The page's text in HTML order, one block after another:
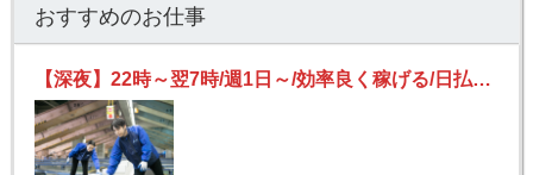
おすすめのお仕事
【深夜】22時～翌7時/週1日～/効率良く稼げる/日払いOK(規定有)/副業可/フリーター活躍/未経験歓迎